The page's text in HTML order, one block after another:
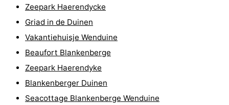
centra
Dorpen
Steden
Sporten
Zwembaden
Zeepark Haerendycke
Griad in de Duinen
Vakantiehuisje Wenduine
Beaufort Blankenberge
Zeepark Haerendyke
Blankenberger Duinen
Seacottage Blankenberge Wenduine